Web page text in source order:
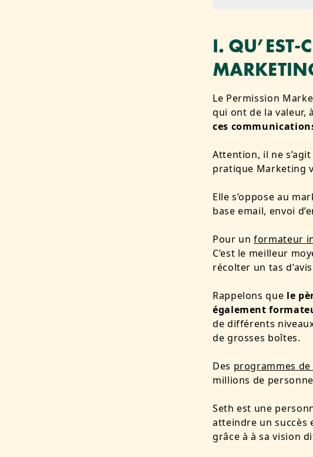
I. QU’EST-
Le Permission
qui ont de la valeur,
ces
Attention, il ne
pratique Marketing
Elle s’oppose au
base email, envoi
Pour unformateur
C’est le meilleur
récolter un tas
Rappelons que le
également
de différents
de grosses boîtes.
Des programmes
millions de
Seth est une
atteindre un succès
grâce à à sa vision